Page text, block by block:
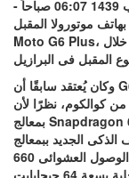
القاهرة - بواسطة محمد صلاح - الأحد 29 رجب 1439 06:07 صباحاً -
موتورولا المقبل
Moto G6 Plus، الذى أكدت الشركة أنها ستكشف الستار عنه خلال
كوالكوم، نظرًا لأن
Snapdragon
660